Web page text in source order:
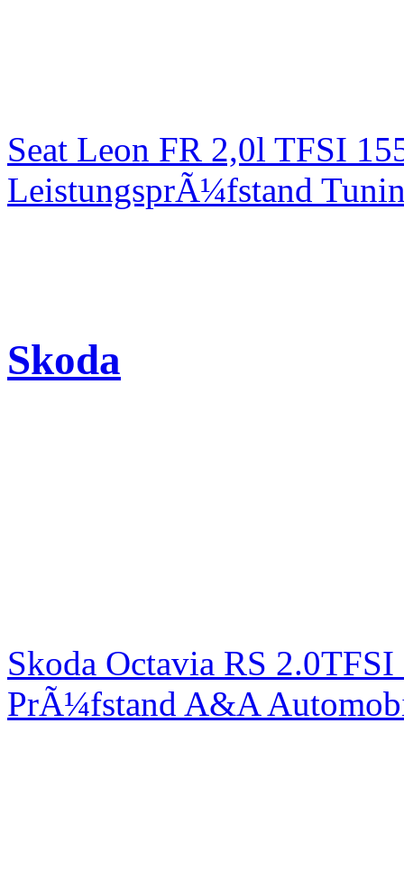
Seat Leon FR 2,0l TFSI
LeistungsprÃ¼fstand
Skoda
Skoda Octavia RS
PrÃ¼fstand A&A